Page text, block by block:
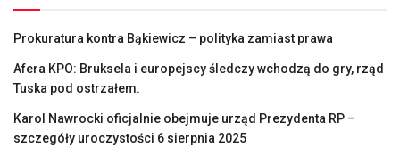
Prokuratura kontra Bąkiewicz – polityka zamiast prawa
Afera KPO: Bruksela i europejscy śledczy wchodzą do gry, rząd
Tuska pod ostrzałem.
Karol Nawrocki oficjalnie obejmuje urząd Prezydenta RP –
szczegóły uroczystości 6 sierpnia 2025